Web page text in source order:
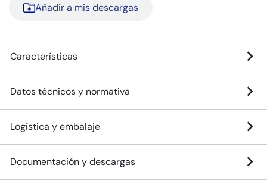
Añadir a mis descargas
Características
Datos técnicos y normativa
Logística y embalaje
Documentación y descargas